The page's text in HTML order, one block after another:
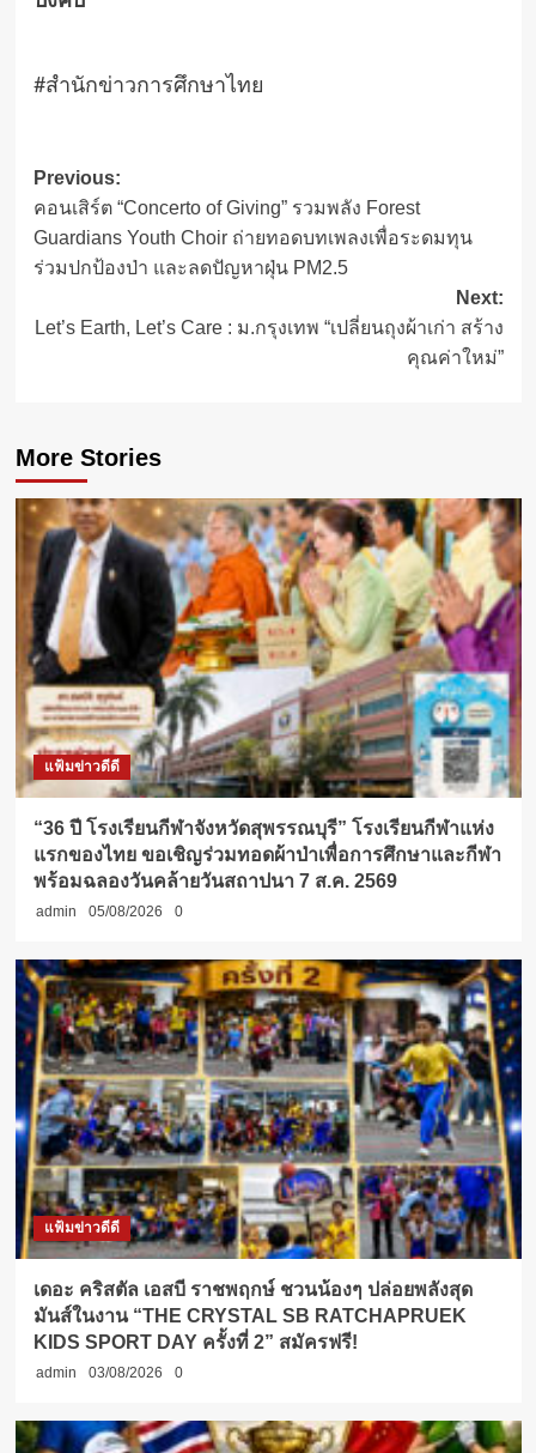
#สำนักข่าวการศึกษาไทย
Post
navigation
Previous:
คอนเสิร์ต “Concerto of Giving” รวมพลัง Forest
Guardians Youth Choir ถ่ายทอดบทเพลงเพื่อระดมทุน
ร่วมปกป้องป่า และลดปัญหาฝุ่น PM2.5
Next:
Let’s Earth, Let’s Care : ม.กรุงเทพ “เปลี่ยนถุงผ้าเก่า สร้าง
คุณค่าใหม่”
More Stories
แฟ้มข่าวดีดี
“36 ปี โรงเรียนกีฬาจังหวัดสุพรรณบุรี” โรงเรียนกีฬาแห่ง
แรกของไทย ขอเชิญร่วมทอดผ้าป่าเพื่อการศึกษาและกีฬา
พร้อมฉลองวันคล้ายวันสถาปนา 7 ส.ค. 2569
admin 05/08/2026 0
แฟ้มข่าวดีดี
เดอะ คริสตัล เอสบี ราชพฤกษ์ ชวนน้องๆ ปล่อยพลังสุด
มันส์ในงาน “THE CRYSTAL SB RATCHAPRUEK
KIDS SPORT DAY ครั้งที่ 2” สมัครฟรี!
admin 03/08/2026 0